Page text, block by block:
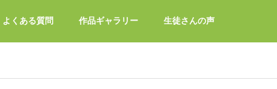
よくある質問 作品ギャラリー 生徒さんの声